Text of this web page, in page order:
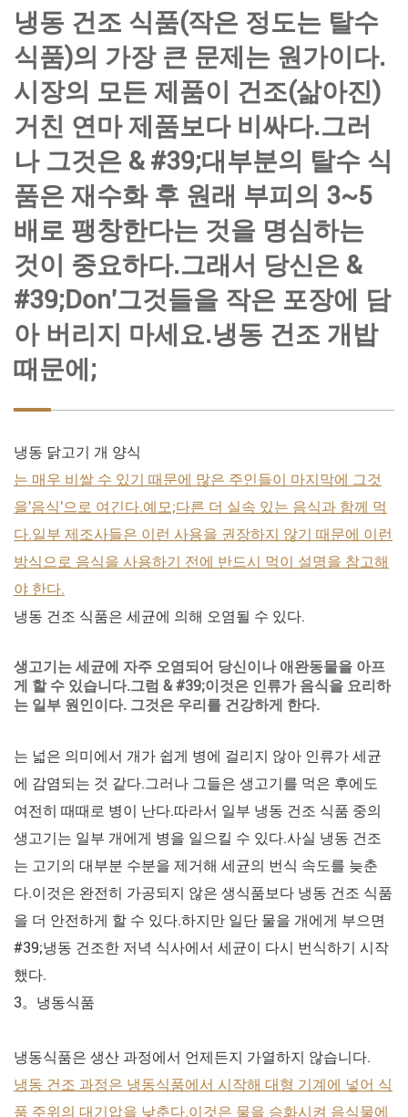
냉동 건조 식품(작은 정도는 탈수
식품)의 가장 큰 문제는 원가이다.
시장의 모든 제품이 건조(삶아진)
거친 연마 제품보다 비싸다.그러
나 그것은 & #39;대부분의 탈수 식
품은 재수화 후 원래 부피의 3~5
배로 팽창한다는 것을 명심하는
것이 중요하다.그래서 당신은 &
#39;Don'그것들을 작은 포장에 담
아 버리지 마세요.냉동 건조 개밥
때문에;
냉동 닭고기 개 양식
는 매우 비쌀 수 있기 때문에 많은 주인들이 마지막에 그것
을'음식'으로 여긴다.예모;다른 더 실속 있는 음식과 함께 먹
다.일부 제조사들은 이런 사용을 권장하지 않기 때문에 이런
방식으로 음식을 사용하기 전에 반드시 먹이 설명을 참고해
야 한다.
냉동 건조 식품은 세균에 의해 오염될 수 있다.
생고기는 세균에 자주 오염되어 당신이나 애완동물을 아프
게 할 수 있습니다.그럼 & #39;이것은 인류가 음식을 요리하
는 일부 원인이다. 그것은 우리를 건강하게 한다.
는 넓은 의미에서 개가 쉽게 병에 걸리지 않아 인류가 세균
에 감염되는 것 같다.그러나 그들은 생고기를 먹은 후에도
여전히 때때로 병이 난다.따라서 일부 냉동 건조 식품 중의
생고기는 일부 개에게 병을 일으킬 수 있다.사실 냉동 건조
는 고기의 대부분 수분을 제거해 세균의 번식 속도를 늦춘
다.이것은 완전히 가공되지 않은 생식품보다 냉동 건조 식품
을 더 안전하게 할 수 있다.하지만 일단 물을 개에게 부으면
#39;냉동 건조한 저녁 식사에서 세균이 다시 번식하기 시작
했다.
3。냉동식품
냉동식품은 생산 과정에서 언제든지 가열하지 않습니다.
냉동 건조 과정은 냉동식품에서 시작해 대형 기계에 넣어 식
품 주위의 대기압을 낮춘다.이것은 물을 승화시켜 음식물에